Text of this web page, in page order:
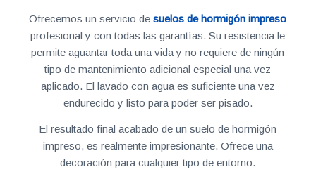
Ofrecemos un servicio desuelos de hormigón impreso
profesional y con todas las garantías. Su resistencia le
permite aguantar toda una vida y no requiere de ningún
tipo de mantenimiento adicional especial una vez
aplicado. El lavado con agua es suficiente una vez
endurecido y listo para poder ser pisado.
El resultado final acabado de un suelo de hormigón
impreso, es realmente impresionante. Ofrece una
decoración para cualquier tipo de entorno.